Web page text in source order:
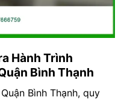
Hành Trình
Bình Thạnh
Bình Thạnh, quy